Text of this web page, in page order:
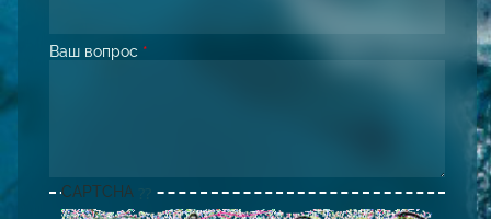
Ваш вопрос *
CAPTCHA